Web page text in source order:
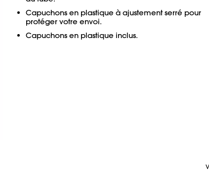
Capuchons en plastique à ajustement serré pour
protéger votre envoi.
Capuchons en plastique inclus.